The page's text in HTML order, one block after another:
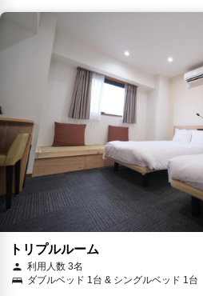
トリプルルーム
利用人数 3名
ダブルベッド 1台 & シングルベッド 1台